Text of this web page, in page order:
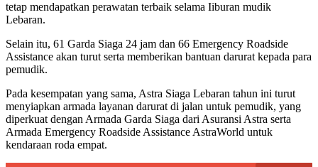
tetap mendapatkan perawatan terbaik selama Iiburan mudik
Lebaran.
Selain itu, 61 Garda Siaga 24 jam dan 66 Emergency Roadside
Assistance akan turut serta memberikan bantuan darurat kepada para
pemudik.
Pada kesempatan yang sama, Astra Siaga Lebaran tahun ini turut
menyiapkan armada layanan darurat di jalan untuk pemudik, yang
diperkuat dengan Armada Garda Siaga dari Asuransi Astra serta
Armada Emergency Roadside Assistance AstraWorld untuk
kendaraan roda empat.